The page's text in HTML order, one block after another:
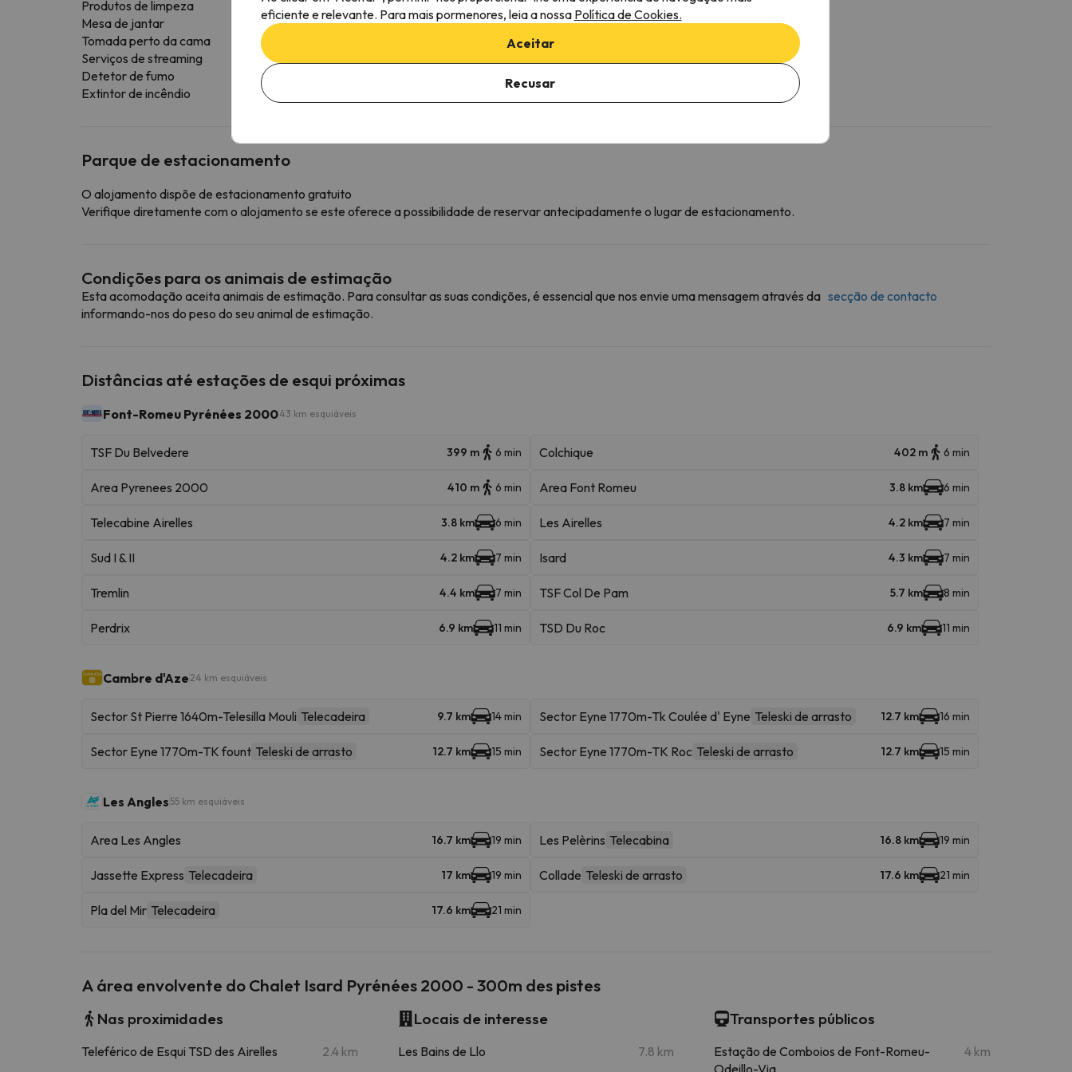
Produtos de limpeza
Mesa de jantar
Tomada perto da cama
Serviços de streaming
Detetor de fumo
Extintor de incêndio
Secador
Área de refeições
Parque de estacionamento
O alojamento dispõe de estacionamento gratuito
Verifique diretamente com o alojamento se este oferece a possibilidade de reservar antecipadamente o lugar de estacionamento.
Condições para os animais de estimação
Esta acomodação aceita animais de estimação. Para consultar as suas condições, é essencial que nos envie uma mensagem através da secção de contacto
informando-nos do peso do seu animal de estimação.
Distâncias até estações de esqui próximas
Font-Romeu Pyrénées 200043 km esquiáveis
TSF Du Belvedere 399 m 6 min Colchique 402 m 6 min
Area Pyrenees 2000 410 m 6 min Area Font Romeu 3.8 km 6 min
Telecabine Airelles 3.8 km 6 min Les Airelles 4.2 km 7 min
Sud I & II 4.2 km 7 min Isard 4.3 km 7 min
Tremlin 4.4 km 7 min TSF Col De Pam 5.7 km 8 min
Perdrix 6.9 km 11 min TSD Du Roc 6.9 km 11 min
Cambre d'Aze 24 km esquiáveis
Sector St Pierre 1640m-Telesilla Mouli Telecadeira 9.7 km 14 min Sector Eyne 1770m-Tk Coulée d' Eyne Teleski de arrasto 12.7 km 16 min
Sector Eyne 1770m-TK fount Teleski de arrasto 12.7 km 15 min Sector Eyne 1770m-TK Roc Teleski de arrasto 12.7 km 15 min
Les Angles 55 km esquiáveis
Area Les Angles 16.7 km 19 min Les Pelèrins Telecabina 16.8 km 19 min
Jassette Express Telecadeira 17 km 19 min Collade Teleski de arrasto 17.6 km 21 min
Pla del Mir Telecadeira 17.6 km 21 min
A área envolvente do Chalet Isard Pyrénées 2000 - 300m des pistes
Nas proximidades
Teleférico de Esqui TSD des Airelles 2.4 km
Locais de interesse
Les Bains de Llo 7.8 km
Transportes públicos
Estação de Comboios de Font-Romeu-
Odeillo-Via
4 km
eficiente e relevante. Para mais pormenores, leia a nossa Política de Cookies.
Aceitar
Recusar